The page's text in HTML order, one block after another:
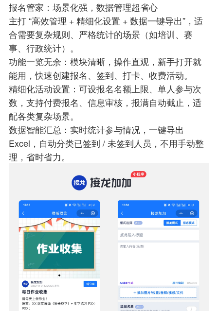
报名管家：场景化强，数据管理超省心
主打 “高效管理 + 精细化设置 + 数据一键导出”，适
合需要复杂规则、严格统计的场景（如培训、赛
事、行政统计）。
功能一览无余：模块清晰，操作直观，新手打开就
能用，快速创建报名、签到、打卡、收费活动。
精细化活动设置：可设报名名额上限、单人参与次
数，支持付费报名、信息审核，报满自动截止，适
配各类复杂场景。
数据智能汇总：实时统计参与情况，一键导出
Excel，自动分类已签到 / 未签到人员，不用手动整
理，省时省力。